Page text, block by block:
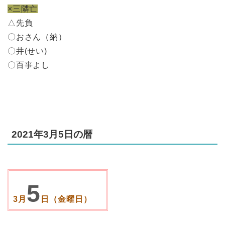
×三隣亡
△先負
〇おさん（納）
〇井(せい)
〇百事よし
2021年3月5日の暦
3月 5 日（金曜日）